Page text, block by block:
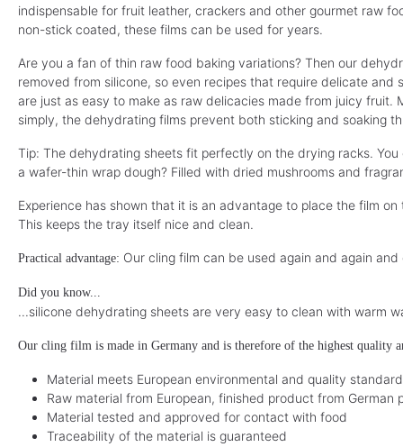
indispensable for fruit leather, crackers and other gourmet raw
non-stick coated, these films can be used for years.
Are you a fan of thin raw food baking variations? Then our
removed from silicone, so even recipes that require delicate
are just as easy to make as raw delicacies made from juicy
simply, the dehydrating films prevent both sticking and soaking
Tip: The dehydrating sheets fit perfectly on the drying racks.
a wafer-thin wrap dough? Filled with dried mushrooms and
Experience has shown that it is an advantage to place the film
This keeps the tray itself nice and clean.
Practical advantage: Our cling film can be used again and again
Did you know...
...silicone dehydrating sheets are very easy to clean with warm
Our cling film is made in Germany and is therefore of the highest quality
Material meets European environmental and quality
Raw material from European, finished product from German
Material tested and approved for contact with food
Traceability of the material is guaranteed